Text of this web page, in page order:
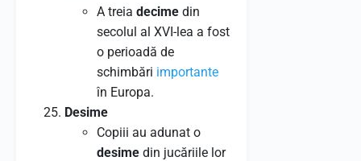
A treia decime din
secolul al XVI-lea a fost
o perioadă de
schimbări importante
în Europa.
Desime
Copiii au adunat o
desime din jucăriile lor